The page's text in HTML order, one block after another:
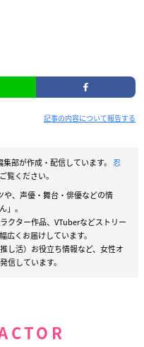
記事の内容について報告する
部が作成・配信しています。 忍
覧ください。
や、声優・舞台・俳優などの情
」。
クター作品、VTuberなどストリー
広くお届けしています。
し活）お役立ち情報など、女性オ
信しています。